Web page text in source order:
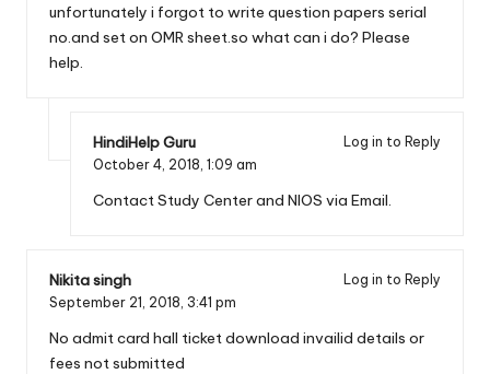
unfortunately i forgot to write question papers serial
no.and set on OMR sheet.so what can i do? Please
help.
HindiHelp Guru
Log in to Reply
October 4, 2018, 1:09 am
Contact Study Center and NIOS via Email.
Nikita singh
Log in to Reply
September 21, 2018, 3:41 pm
No admit card hall ticket download invailid details or
fees not submitted